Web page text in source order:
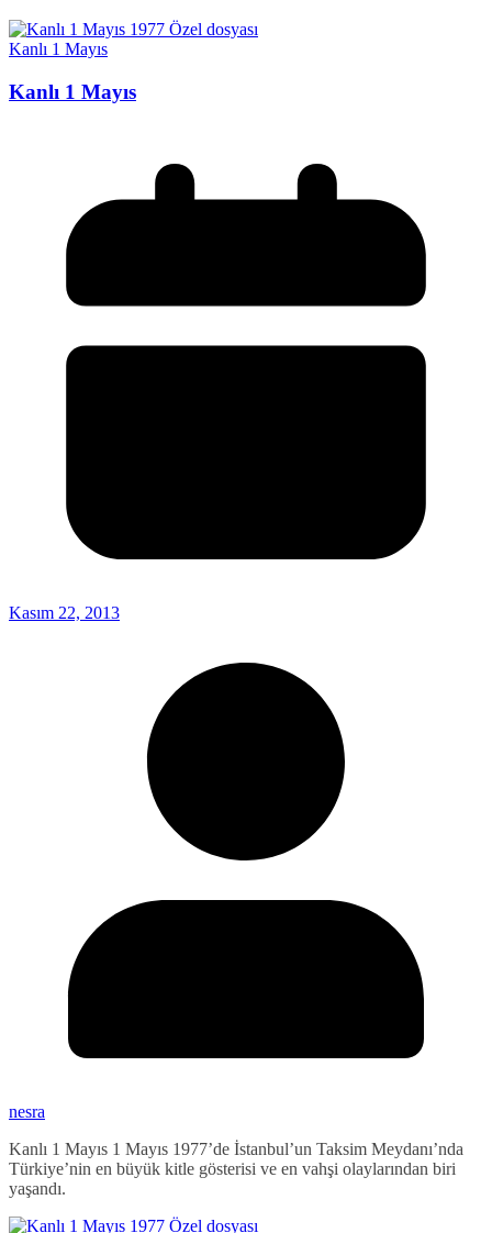
Kanlı 1 Mayıs
Kanlı 1 Mayıs
Kasım 22, 2013
nesra
Kanlı 1 Mayıs 1 Mayıs 1977’de İstanbul’un Taksim Meydanı’nda
Türkiye’nin en büyük kitle gösterisi ve en vahşi olaylarından biri
yaşandı.